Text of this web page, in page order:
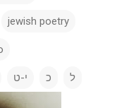
jewish poetry
י-ט כ ל